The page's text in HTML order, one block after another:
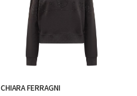
CHIARA FERRAGNI